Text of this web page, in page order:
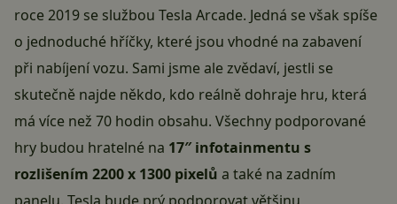
roce 2019 se službou Tesla Arcade. Jedná se však spíše
o jednoduché hříčky, které jsou vhodné na zabavení
při nabíjení vozu. Sami jsme ale zvědaví, jestli se
skutečně najde někdo, kdo reálně dohraje hru, která
má více než 70 hodin obsahu. Všechny podporované
hry budou hratelné na 17″ infotainmentu s
rozlišením 2200 x 1300 pixelů a také na zadním